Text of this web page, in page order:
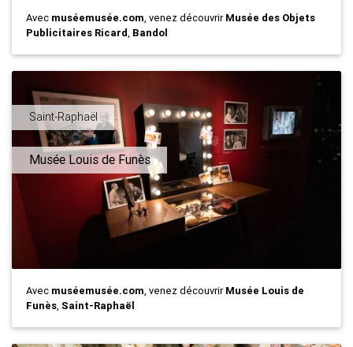
Avec muséemusée.com, venez découvrirMusée des Objets
Publicitaires Ricard, Bandol
Saint-Raphaël
Musée Louis de Funès
Avec muséemusée.com, venez découvrirMusée Louis de
Funès, Saint-Raphaël